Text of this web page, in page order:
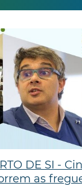
DE SI -
as